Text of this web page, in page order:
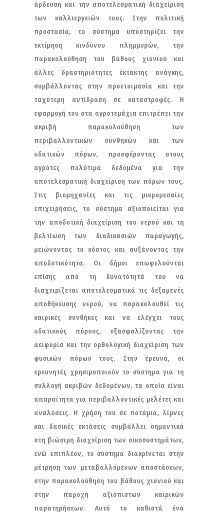
άρδευση και την αποτελεσματική διαχείριση
των καλλιεργειών τους. Στην πολιτική
προστασία, το σύστημα υποστηρίζει την
εκτίμηση κινδύνου πλημμυρών, την
παρακολούθηση του βάθους χιονιού και
άλλες δραστηριότητες έκτακτης ανάγκης,
συμβάλλοντας στην προετοιμασία και την
ταχύτερη αντίδραση σε καταστροφές. Η
εφαρμογή του στα αγροτεμάχια επιτρέπει την
ακριβή παρακολούθηση των
περιβαλλοντικών συνθηκών και των
υδατικών πόρων, προσφέροντας στους
αγρότες πολύτιμα δεδομένα για την
αποτελεσματική διαχείριση των πόρων τους.
Στις βιομηχανίες και τις μικρομεσαίες
επιχειρήσεις, το σύστημα αξιοποιείται για
την αποδοτική διαχείριση του νερού και τη
βελτίωση των διαδικασιών παραγωγής,
μειώνοντας το κόστος και αυξάνοντας την
αποδοτικότητα. Οι δήμοι επωφελούνται
επίσης από τη δυνατότητά του να
διαχειρίζεται αποτελεσματικά τις δεξαμενές
αποθήκευσης νερού, να παρακολουθεί τις
καιρικές συνθήκες και να ελέγχει τους
υδατικούς πόρους, εξασφαλίζοντας την
αειφορία και την ορθολογική διαχείριση των
φυσικών πόρων τους. Στην έρευνα, οι
ερευνητές χρησιμοποιούν το σύστημα για τη
συλλογή ακριβών δεδομένων, τα οποία είναι
απαραίτητα για περιβαλλοντικές μελέτες και
αναλύσεις. Η χρήση του σε ποτάμια, λίμνες
και δασικές εκτάσεις συμβάλλει σημαντικά
στη βιώσιμη διαχείριση των οικοσυστημάτων,
ενώ επιπλέον, το σύστημα διακρίνεται στην
μέτρηση των μεταβαλλόμενων αποστάσεων,
στην παρακολούθηση του βάθους χιονιού και
στην παροχή αξιόπιστων καιρικών
παρατηρήσεων. Αυτό το καθιστά ένα